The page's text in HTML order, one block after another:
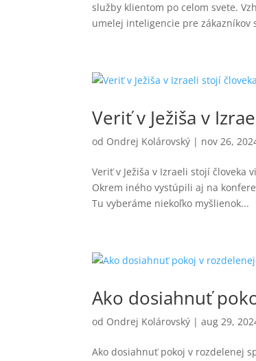
služby klientom po celom svete.
umelej inteligencie pre zákazníkov
Veriť v Ježiša v
od Ondrej Kolárovský | nov 26,
Veriť v Ježiša v Izraeli stojí človeka
Okrem iného vystúpili aj na
Tu vyberáme niekoľko myšlienok...
Ako dosiahnuť
od Ondrej Kolárovský |aug 29,
Ako dosiahnuť pokoj v rozdelenej